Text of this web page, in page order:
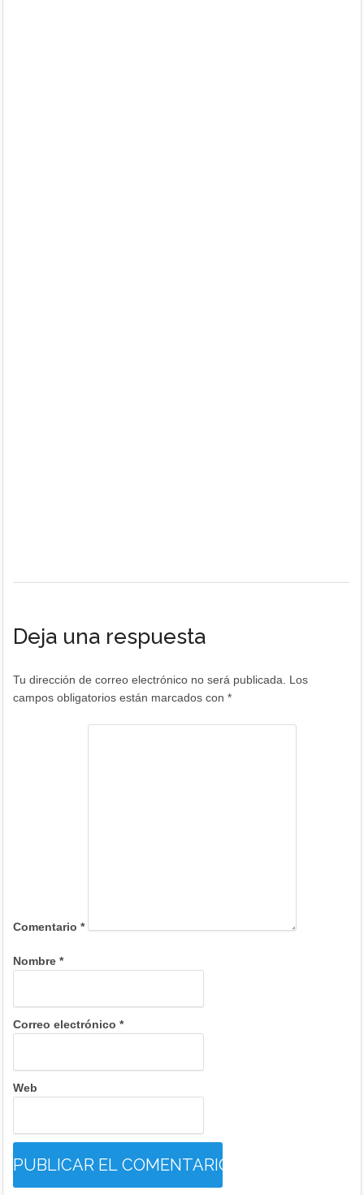
Deja una respuesta
Tu dirección de correo electrónico no será publicada.
Los
campos obligatorios están marcados con*
Comentario*
Nombre*
Correo electrónico*
Web